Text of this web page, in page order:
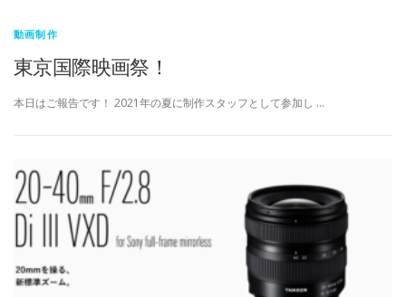
動画制作
東京国際映画祭！
本日はご報告です！ 2021年の夏に制作スタッフとして参加し …